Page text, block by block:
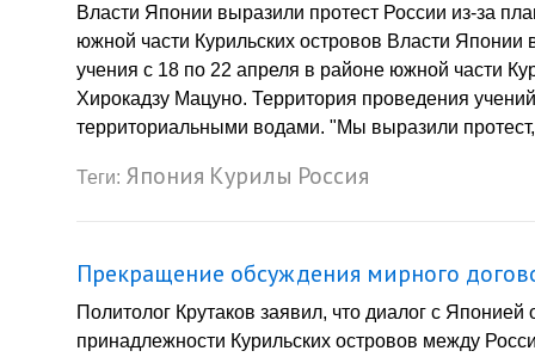
Власти Японии выразили протест России из-за
южной части Курильских островов Власти Японии
учения с 18 по 22 апреля в районе южной части
Хирокадзу Мацуно. Территория проведения
территориальными водами. "Мы выразили протест,
Теги: Япония Курилы Россия
Прекращение обсуждения мирного
Политолог Крутаков заявил, что диалог с
принадлежности Курильских островов между